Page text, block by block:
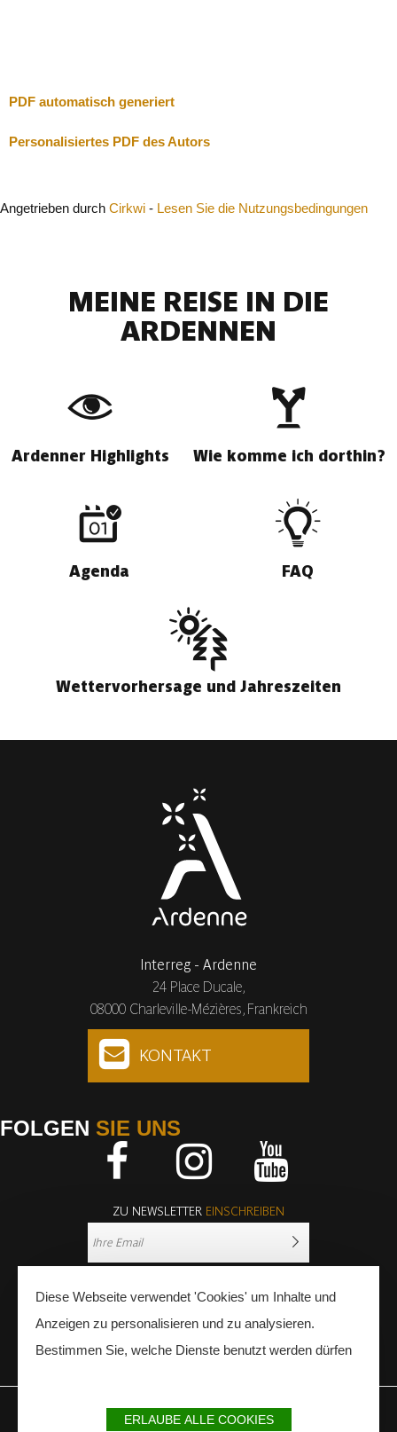
PDF automatisch generiert
Personalisiertes PDF des Autors
Angetrieben durch Cirkwi - Lesen Sie die Nutzungsbedingungen
MEINE REISE IN DIE
ARDENNEN
Ardenner Highlights Wie komme ich dorthin?
Agenda FAQ
Wettervorhersage und Jahreszeiten
Interreg - Ardenne
24 Place Ducale,
08000 Charleville-Mézières, Frankreich
KONTAKT
FOLGEN SIE UNS
ZU NEWSLETTER EINSCHREIBEN
PRESSE FACHLEUTE
IMPRESSUM SITEMAP PARTNER
Diese Webseite verwendet 'Cookies' um Inhalte und
Anzeigen zu personalisieren und zu analysieren.
Bestimmen Sie, welche Dienste benutzt werden dürfen
ERLAUBE ALLE COOKIES